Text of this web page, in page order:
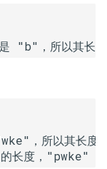
，所以其长度
的长度，"pwke"